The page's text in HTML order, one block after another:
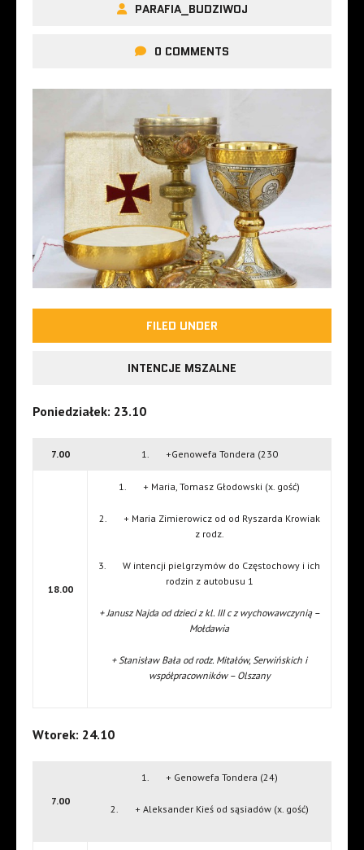
PARAFIA_BUDZIWOJ
0 COMMENTS
FILED UNDER
INTENCJE MSZALNE
Poniedziałek: 23.10
7.00 1. +Genowefa Tondera (230
18.00
1. + Maria, Tomasz Głodowski (x. gość)
2. + Maria Zimierowicz od od Ryszarda Krowiak
z rodz.
3. W intencji pielgrzymów do Częstochowy i ich
rodzin z autobusu 1
+ Janusz Najda od dzieci z kl. III c z wychowawczynią –
Mołdawia
+ Stanisław Bała od rodz. Mitałów, Serwińskich i
współpracowników – Olszany
Wtorek: 24.10
7.00
1. + Genowefa Tondera (24)
2. + Aleksander Kieś od sąsiadów (x. gość)